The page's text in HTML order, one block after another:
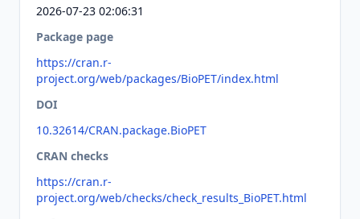
2026-07-23 02:06:31
Package page
https://cran.r-
project.org/web/packages/BioPET/index.html
DOI
10.32614/CRAN.package.BioPET
CRAN checks
https://cran.r-
project.org/web/checks/check_results_BioPET.html